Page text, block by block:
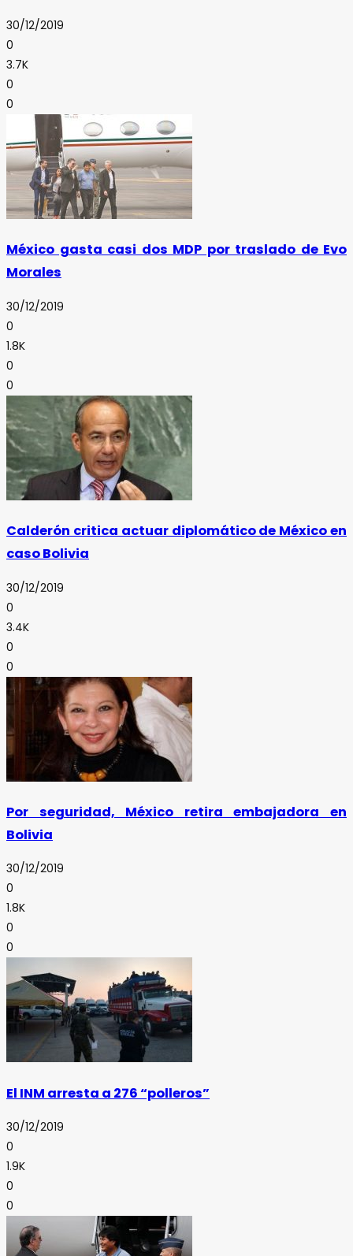
30/12/2019
0
3.7K
0
0
México gasta casi dos MDP por traslado de Evo
Morales
30/12/2019
0
1.8K
0
0
Calderón critica actuar diplomático de México en
caso Bolivia
30/12/2019
0
3.4K
0
0
Por seguridad, México retira embajadora en
Bolivia
30/12/2019
0
1.8K
0
0
El INM arresta a 276 “polleros”
30/12/2019
0
1.9K
0
0